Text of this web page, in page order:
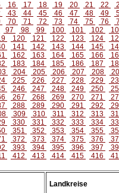
16 17 18 19 20 21 22
43 44 45 46 47 48 49
70 71 72 73 74 75 76
97 98 99 100 101 102
120 121 122 123 124
141 142 143 144 145
162 163 164 165 166
183 184 185 186 187
204 205 206 207 208
225 226 227 228 229
246 247 248 249 250
267 268 269 270 271
288 289 290 291 292
309 310 311 312 313
330 331 332 333 334
351 352 353 354 355
372 373 374 375 376
393 394 395 396 397
412 413 414 415 416
Landkreise